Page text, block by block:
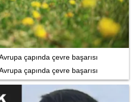
çapında çevre başarısı
çapında çevre başarısı